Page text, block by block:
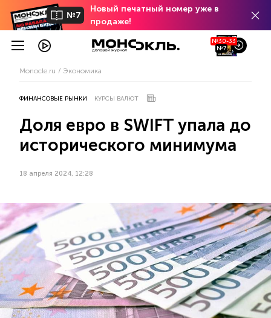
№7
Новый печатный номер уже в
продаже!
№30-33
№7
Monocle.ru Экономика
ФИНАНСОВЫЕ РЫНКИ КУРСЫ ВАЛЮТ
Доля евро в SWIFT упала до
исторического минимума
18 апреля 2024, 12:28